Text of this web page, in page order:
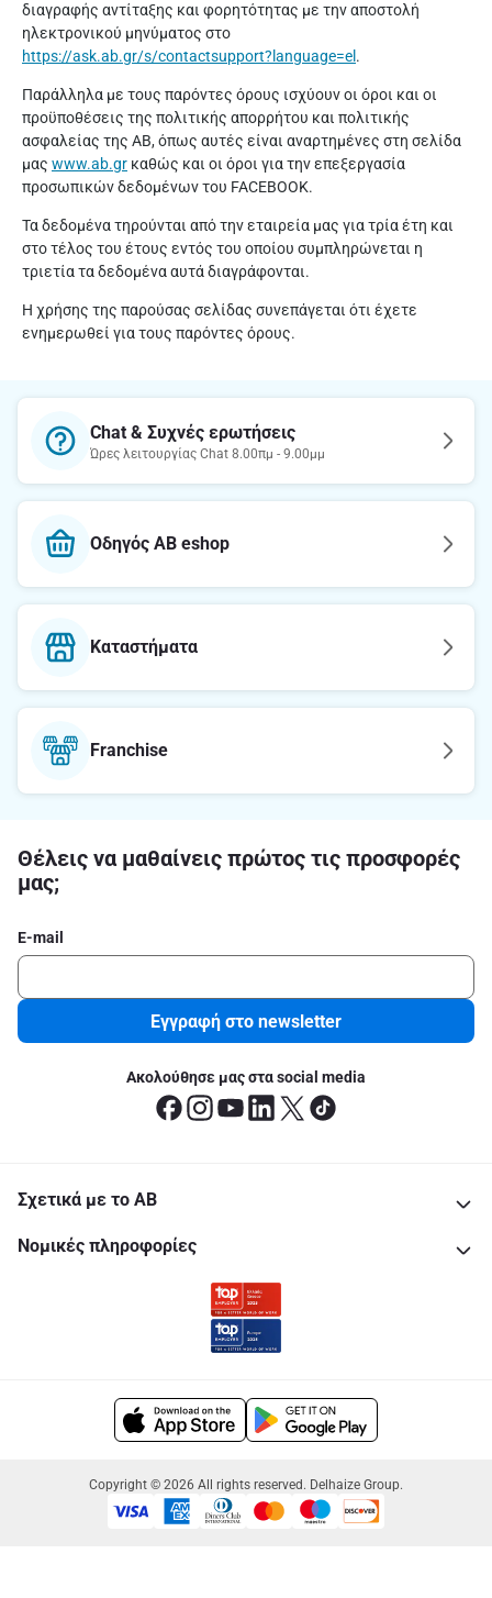
διαγραφής αντίταξης και φορητότητας με την αποστολή
ηλεκτρονικού μηνύματος στο
https://ask.ab.gr/s/contactsupport?language=el .
Παράλληλα με τους παρόντες όρους ισχύουν οι όροι και οι
προϋποθέσεις της πολιτικής απορρήτου και πολιτικής
ασφαλείας της ΑΒ, όπως αυτές είναι αναρτημένες στη σελίδα
μας www.ab.gr καθώς και οι όροι για την επεξεργασία
προσωπικών δεδομένων του FACEBOOK.
Τα δεδομένα τηρούνται από την εταιρεία μας για τρία έτη και
στο τέλος του έτους εντός του οποίου συμπληρώνεται η
τριετία τα δεδομένα αυτά διαγράφονται.
Η χρήσης της παρούσας σελίδας συνεπάγεται ότι έχετε
ενημερωθεί για τους παρόντες όρους.
Chat & Συχνές ερωτήσεις
Ώρες λειτουργίας Chat 8.00πμ - 9.00μμ
Οδηγός AB eshop
Καταστήματα
Franchise
Θέλεις να μαθαίνεις πρώτος τις προσφορές
μας;
E-mail
Εγγραφή στο newsletter
Ακολούθησε μας στα social media
Σχετικά με το ΑΒ
Νομικές πληροφορίες
Copyright © 2026 All rights reserved. Delhaize Group.